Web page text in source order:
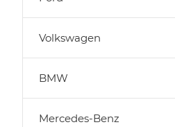
Volkswagen
BMW
Mercedes-Benz